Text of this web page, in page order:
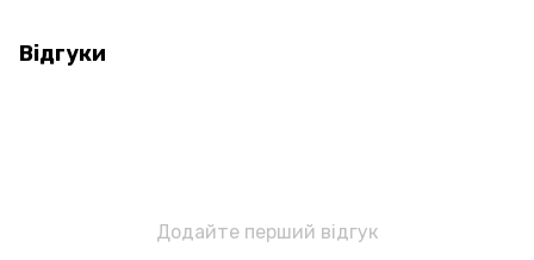
Відгуки
Додайте перший відгук